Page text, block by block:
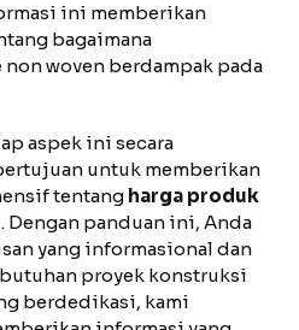
ini memberikan
bagaimana
woven berdampak pada
aspek ini secara
untuk memberikan
tentang harga produk
. Dengan panduan ini, Anda
yang informasional dan
proyek konstruksi
berdedikasi, kami